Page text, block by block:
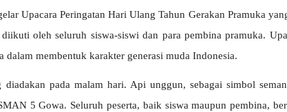
Upacara Peringatan Hari Ulang Tahun Gerakan Pramuka
oleh seluruh siswa-siswi dan para pembina pramuka.
membentuk karakter generasi muda Indonesia.
pada malam hari. Api unggun, sebagai simbol
5 Gowa. Seluruh peserta, baik siswa maupun pembina,